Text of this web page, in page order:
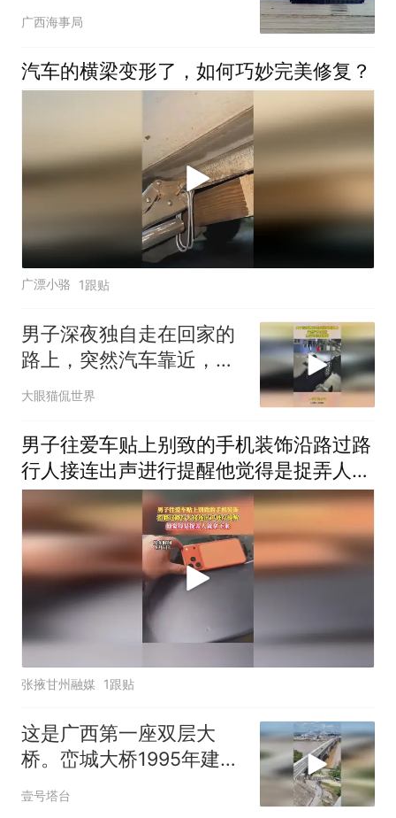
广西海事局
汽车的横梁变形了，如何巧妙完美修复？
广漂小骆 1跟贴
男子深夜独自走在回家的
路上，突然汽车靠近，他
立马转身就跑
大眼猫侃世界
男子往爱车贴上别致的手机装饰沿路过路
行人接连出声进行提醒他觉得是捉弄人就
拿下来
张掖甘州融媒 1跟贴
这是广西第一座双层大
桥。峦城大桥1995年建
成，横跨郁江
壹号塔台